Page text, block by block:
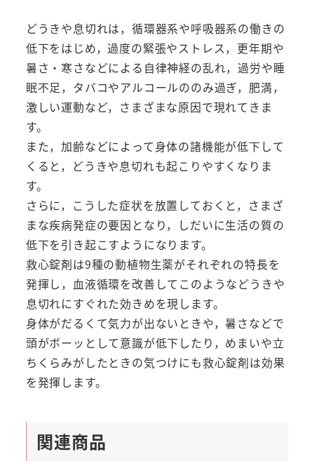
どうきや息切れは，循環器系や呼吸器系の働きの
低下をはじめ，過度の緊張やストレス，更年期や
暑さ・寒さなどによる自律神経の乱れ，過労や睡
眠不足，タバコやアルコールののみ過ぎ，肥満，
激しい運動など，さまざまな原因で現れてきま
す。
また，加齢などによって身体の諸機能が低下して
くると，どうきや息切れも起こりやすくなりま
す。
さらに，こうした症状を放置しておくと，さまざ
まな疾病発症の要因となり，しだいに生活の質の
低下を引き起こすようになります。
救心錠剤は9種の動植物生薬がそれぞれの特長を
発揮し，血液循環を改善してこのようなどうきや
息切れにすぐれた効きめを現します。
身体がだるくて気力が出ないときや，暑さなどで
頭がボーッとして意識が低下したり，めまいや立
ちくらみがしたときの気つけにも救心錠剤は効果
を発揮します。
関連商品